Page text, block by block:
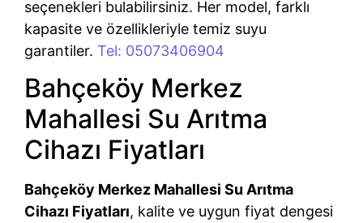
seçenekleri bulabilirsiniz. Her model, farklı
kapasite ve özellikleriyle temiz suyu
garantiler. Tel: 05073406904
Bahçeköy Merkez
Mahallesi Su Arıtma
Cihazı Fiyatları
Bahçeköy Merkez Mahallesi Su Arıtma
Cihazı Fiyatları, kalite ve uygun fiyat dengesi